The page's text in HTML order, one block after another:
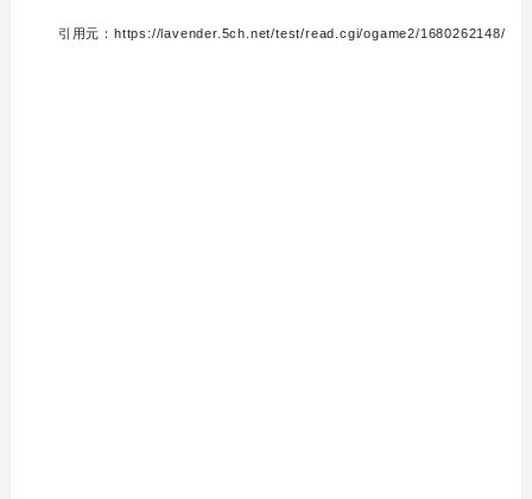
引用元：https://lavender.5ch.net/test/read.cgi/ogame2/1680262148/